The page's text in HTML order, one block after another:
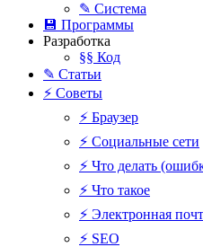
✎ Система
💾 Программы
Разработка
§§ Код
✎ Статьи
⚡ Советы
⚡ Браузер
⚡ Социальные сети
⚡ Что делать
⚡ Что такое
⚡ Электронная
⚡ SEO